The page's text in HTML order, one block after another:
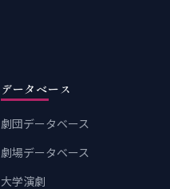
データベース
劇団データベース
劇場データベース
大学演劇